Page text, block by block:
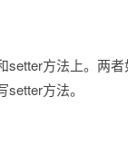
setter方法上。两
setter方法。